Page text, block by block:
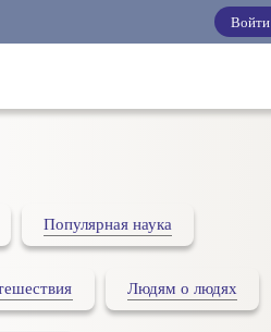
Войти
Популярная наука
Людям о людях